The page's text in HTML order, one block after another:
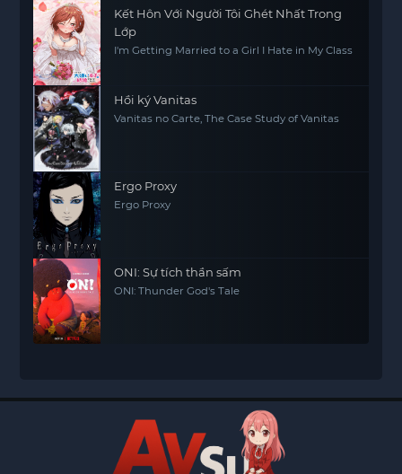
Kết Hôn Với Người Tôi Ghét Nhất Trong
Lớp
I'm Getting Married to a Girl I Hate in My Class
Hồi ký Vanitas
Vanitas no Carte, The Case Study of Vanitas
Ergo Proxy
Ergo Proxy
ONI: Sự tích thần sấm
ONI: Thunder God's Tale